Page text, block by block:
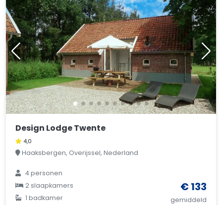
Design Lodge Twente
4,0
Haaksbergen, Overijssel, Nederland
4 personen
2 slaapkamers
1 badkamer
€ 133
gemiddeld